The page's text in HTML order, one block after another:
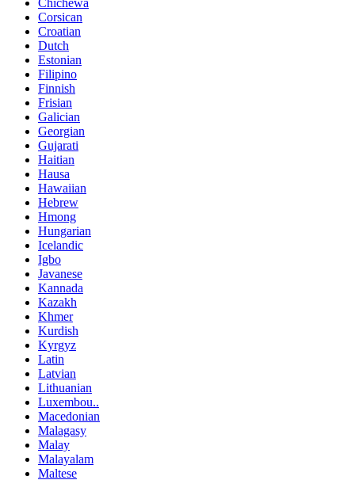
Chichewa
Corsican
Croatian
Dutch
Estonian
Filipino
Finnish
Frisian
Galician
Georgian
Gujarati
Haitian
Hausa
Hawaiian
Hebrew
Hmong
Hungarian
Icelandic
Igbo
Javanese
Kannada
Kazakh
Khmer
Kurdish
Kyrgyz
Latin
Latvian
Lithuanian
Luxembou..
Macedonian
Malagasy
Malay
Malayalam
Maltese